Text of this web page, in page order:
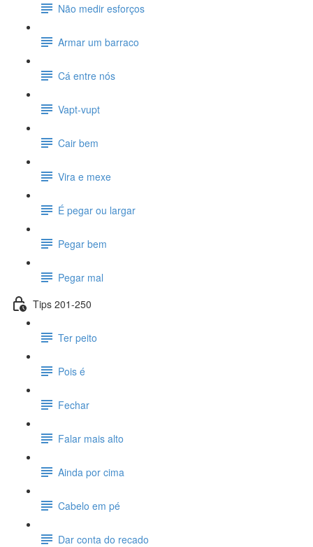
Não medir esforços
Armar um barraco
Cá entre nós
Vapt-vupt
Cair bem
Vira e mexe
É pegar ou largar
Pegar bem
Pegar mal
Tips 201-250
Ter peito
Pois é
Fechar
Falar mais alto
Ainda por cima
Cabelo em pé
Dar conta do recado